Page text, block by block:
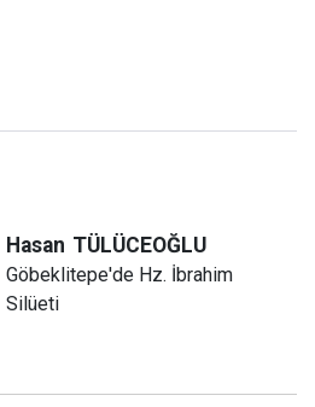
Hasan TÜLÜCEOĞLU
Göbeklitepe'de Hz. İbrahim
Silüeti